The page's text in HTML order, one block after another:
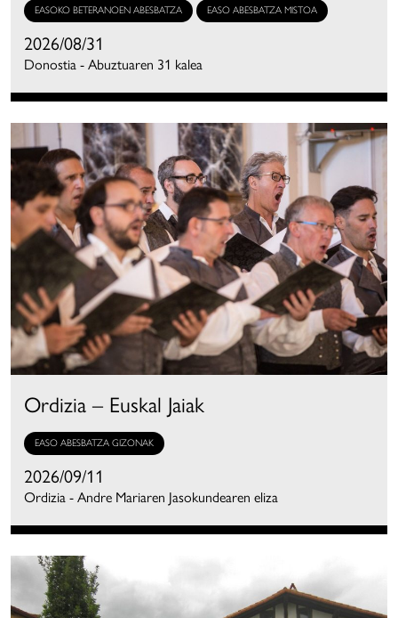
EASOKO BETERANOEN ABESBATZA EASO ABESBATZA MISTOA
2026/08/31
Donostia - Abuztuaren 31 kalea
Ordizia – Euskal Jaiak
EASO ABESBATZA GIZONAK
2026/09/11
Ordizia - Andre Mariaren Jasokundearen eliza